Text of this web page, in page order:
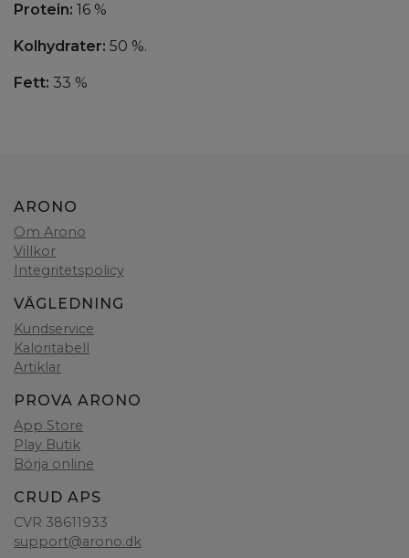
Protein: 16 %
Kolhydrater: 50 %.
Fett: 33 %
ARONO
Om Arono
Villkor
Integritetspolicy
VÄGLEDNING
Kundservice
Kaloritabell
Artiklar
PROVA ARONO
App Store
Play Butik
Börja online
CRUD APS
CVR 38611933
support@arono.dk